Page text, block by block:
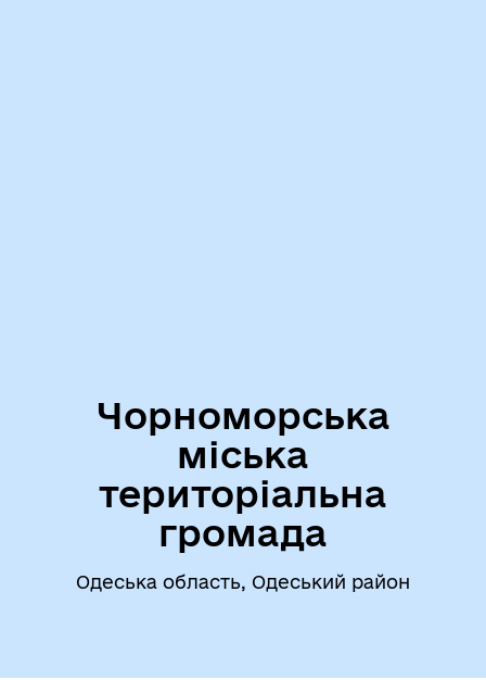
Чорноморська
міська
територіальна
громада
Одеська область, Одеський район